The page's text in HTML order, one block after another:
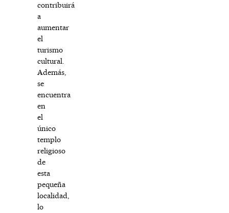
contribuirá
a
aumentar
el
turismo
cultural.
Además,
se
encuentra
en
el
único
templo
religioso
de
esta
pequeña
localidad,
lo